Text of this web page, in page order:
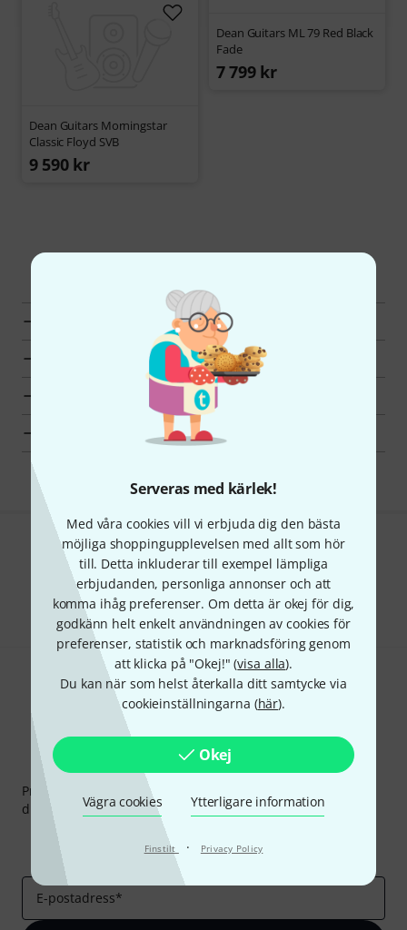
Serveras med kärlek!
Med våra cookies vill vi erbjuda dig den bästa
möjliga shoppingupplevelsen med allt som hör
till. Detta inkluderar till exempel lämpliga
erbjudanden, personliga annonser och att
komma ihåg preferenser. Om detta är okej för dig,
godkänn helt enkelt användningen av cookies för
preferenser, statistik och marknadsföring genom
att klicka på "Okej!" (visa alla).
Du kan när som helst återkalla ditt samtycke via
cookieinställningarna (här).
Okej
Vägra cookies Ytterligare information
Finstilt · Privacy Policy
Dean Guitars Morningstar
Classic Floyd SVB
9 590 kr
Dean Guitars ML 79 Red Black
Fade
7 799 kr
Gillar du vad du ser?
Dela Hjälp & Feedback
Thomann nyhetsbrev
Prenumererar på Thomanns Nyhetsbrev på engelska och
du kan med lite tur vinna en 50 kupongvärd50 €
Inspirerande inlägg
Thomann Insikter
E-postadress*